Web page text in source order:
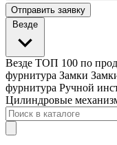
Отправить заявку
Везде
Везде ТОП 100 по
фурнитура Замки
фурнитура Ручной
Цилиндровые